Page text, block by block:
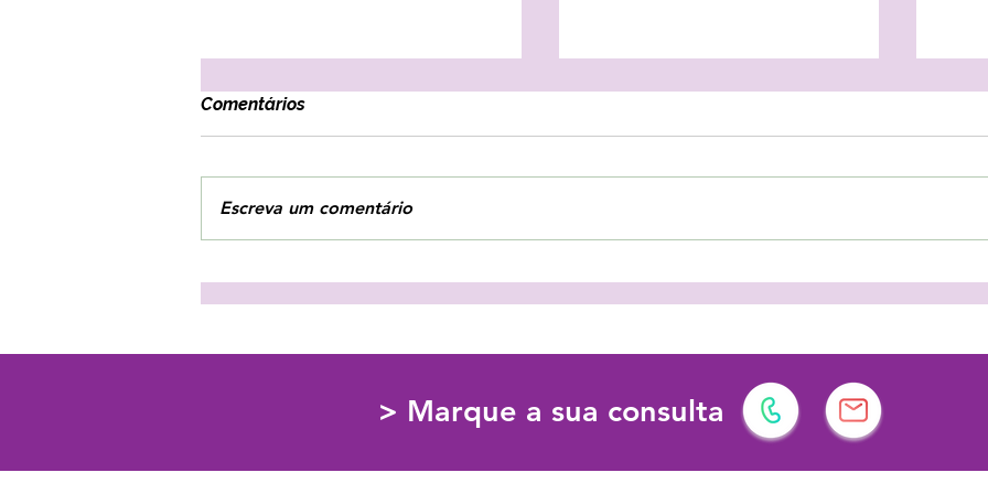
3 estratégias para combater
o vazio interior!
As férias podem ter vários
significados!
Comentários
Escreva um comentário
> Marque a sua consulta